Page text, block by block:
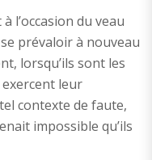
l’occasion du veau
prévaloir à nouveau
lorsqu’ils sont les
leur
contexte de faute,
impossible qu’ils